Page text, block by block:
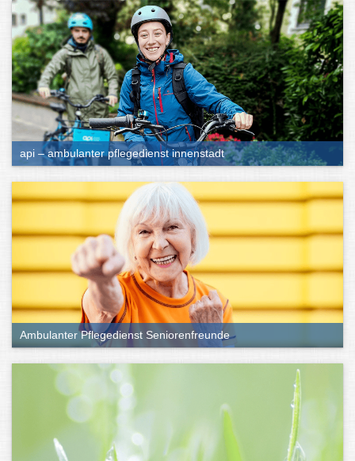
api – ambulanter pflegedienst innenstadt
Ambulanter Pflegedienst Seniorenfreunde